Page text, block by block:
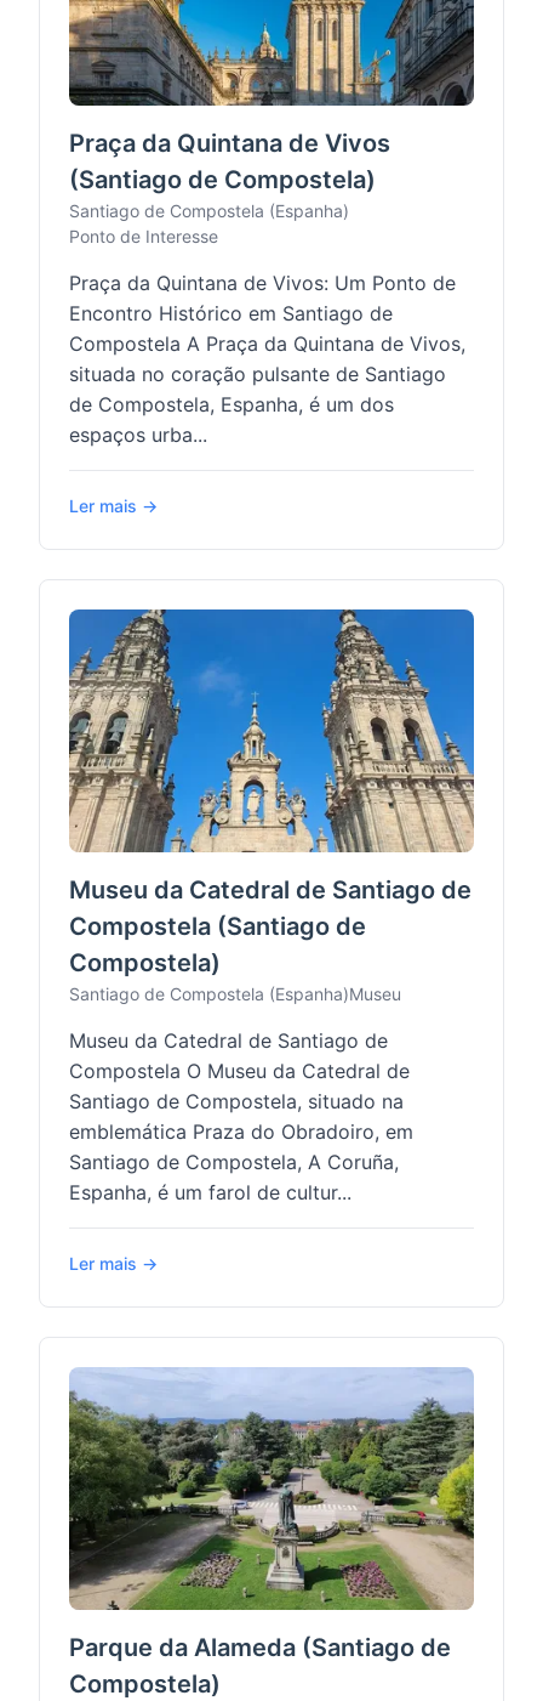
Praça da Quintana de Vivos
(Santiago de Compostela)
Santiago de Compostela (Espanha)
Ponto de Interesse
Praça da Quintana de Vivos: Um Ponto de
Encontro Histórico em Santiago de
Compostela A Praça da Quintana de Vivos,
situada no coração pulsante de Santiago
de Compostela, Espanha, é um dos
espaços urba...
Ler mais →
Museu da Catedral de Santiago de
Compostela (Santiago de
Compostela)
Santiago de Compostela (Espanha)Museu
Museu da Catedral de Santiago de
Compostela O Museu da Catedral de
Santiago de Compostela, situado na
emblemática Praza do Obradoiro, em
Santiago de Compostela, A Coruña,
Espanha, é um farol de cultur...
Ler mais →
Parque da Alameda (Santiago de
Compostela)
Novos lugares para descobrir,
todas as semanas
Recebe no teu email as atrações mais recentes
adicionadas ao Dá nas Vistas. Sem spam, cancelas
quando quiseres.
Talvez mais tarde